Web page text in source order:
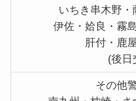
いちき串木野
伊佐・姶良・霧
肝付・鹿
(後日
その他